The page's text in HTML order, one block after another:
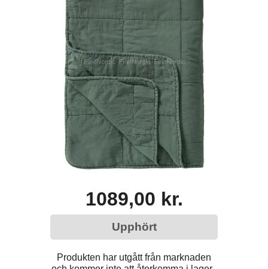
1089,00 kr.
Upphört
Produkten har utgått från marknaden